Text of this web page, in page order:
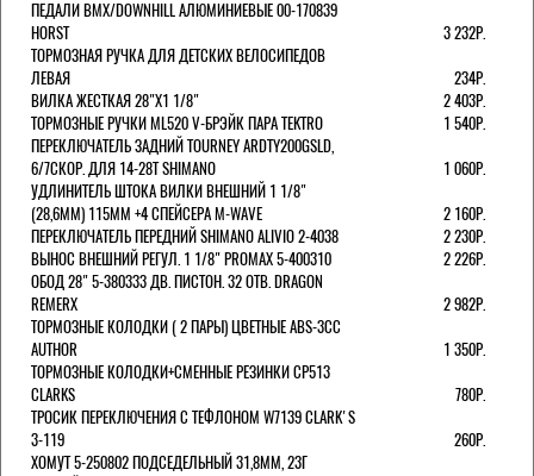
ПЕДАЛИ BMX/DOWNHILL АЛЮМИНИЕВЫЕ 00-170839
HORST
3 232Р.
ТОРМОЗНАЯ РУЧКА ДЛЯ ДЕТСКИХ ВЕЛОСИПЕДОВ
ЛЕВАЯ
234Р.
ВИЛКА ЖЕСТКАЯ 28"Х1 1/8"
2 403Р.
ТОРМОЗНЫЕ РУЧКИ ML520 V-БРЭЙК ПАРА TEKTRO
1 540Р.
ПЕРЕКЛЮЧАТЕЛЬ ЗАДНИЙ TOURNEY ARDTY200GSLD,
6/7СКОР. ДЛЯ 14-28T SHIMANO
1 060Р.
УДЛИНИТЕЛЬ ШТОКА ВИЛКИ ВНЕШНИЙ 1 1/8"
(28,6ММ) 115ММ +4 СПЕЙСЕРА M-WAVE
2 160Р.
ПЕРЕКЛЮЧАТЕЛЬ ПЕРЕДНИЙ SHIMANO ALIVIO 2-4038
2 230Р.
ВЫНОС ВНЕШНИЙ РЕГУЛ. 1 1/8" PROMAX 5-400310
2 226Р.
ОБОД 28" 5-380333 ДВ. ПИСТОН. 32 ОТВ. DRAGON
REMERX
2 982Р.
ТОРМОЗНЫЕ КОЛОДКИ ( 2 ПАРЫ) ЦВЕТНЫЕ ABS-3CC
AUTHOR
1 350Р.
ТОРМОЗНЫЕ КОЛОДКИ+СМЕННЫЕ РЕЗИНКИ CP513
CLARKS
780Р.
ТРОСИК ПЕРЕКЛЮЧЕНИЯ С ТЕФЛОНОМ W7139 СLARK'S
3-119
260Р.
ХОМУТ 5-250802 ПОДСЕДЕЛЬНЫЙ 31,8ММ, 23Г